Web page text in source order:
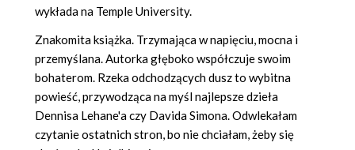
wykłada na Temple University.
Znakomita książka. Trzymająca w napięciu, mocna i
przemyślana. Autorka głęboko współczuje swoim
bohaterom. Rzeka odchodzących dusz to wybitna
powieść, przywodząca na myśl najlepsze dzieła
Dennisa Lehane'a czy Davida Simona. Odwlekałam
czytanie ostatnich stron, bo nie chciałam, żeby się